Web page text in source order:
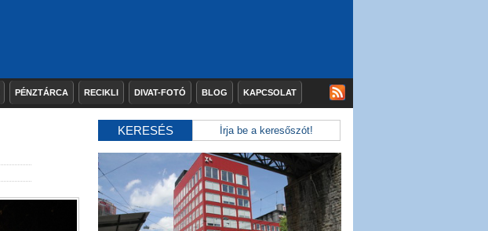
PÉNZTÁRCA RECIKLI DIVAT-FOTÓ BLOG KAPCSOLAT
KERESÉS